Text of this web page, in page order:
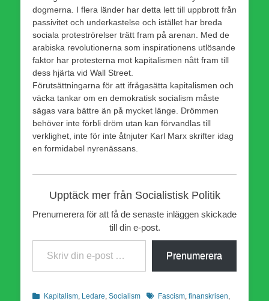
dogmerna. I flera länder har detta lett till uppbrott från
passivitet och underkastelse och istället har breda
sociala proteströrelser trätt fram på arenan. Med de
arabiska revolutionerna som inspirationens utlösande
faktor har protesterna mot kapitalismen nått fram till
dess hjärta vid Wall Street.
Förutsättningarna för att ifrågasätta kapitalismen och
väcka tankar om en demokratisk socialism måste
sägas vara bättre än på mycket länge. Drömmen
behöver inte förbli dröm utan kan förvandlas till
verklighet, inte för inte åtnjuter Karl Marx skrifter idag
en formidabel nyrenässans.
Upptäck mer från Socialistisk Politik
Prenumerera för att få de senaste inläggen skickade
till din e-post.
Skriv din e-post …
Prenumerera
Kategorier
Kapitalism Ledare Socialism EtiketterFascism finanskrisen